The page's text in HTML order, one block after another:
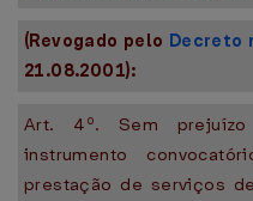
(Revogado pelo Decreto
21.08.2001):
Art. 4º. Sem
instrumento
prestação de serviços